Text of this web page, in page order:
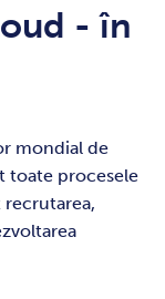
- în
mondial de
toate procesele
recrutarea,